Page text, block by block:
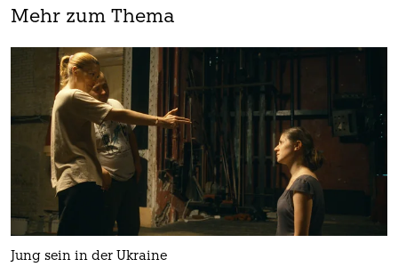
Mehr zum Thema
Jung sein in der Ukraine